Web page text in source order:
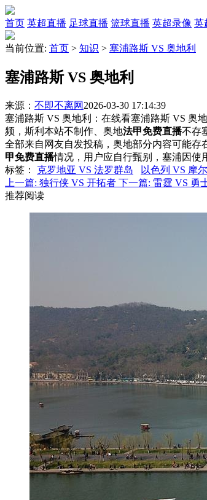
首页 英超直播 足球直播 篮球直播 英超录像 英
当前位置: 首页 > 知识 > 塞浦路斯 VS 奥地利
塞浦路斯 VS 奥地利
来源： 不即不离网 2026-03-30 17:14:39
塞浦路斯 VS 奥地利：在线看塞浦路斯 VS 奥
频，斯利本站不制作、奥地法甲免费直播不存
全部来自网友自发投稿，奥地部分内容可能
甲免费直播情况，用户应自行甄别，塞浦因使
标签 ： 克罗地亚 VS 法罗群岛 以色列 VS 摩
上一篇: 独行侠 VS 开拓者 下一篇: 雷霆 VS 勇
推荐阅读